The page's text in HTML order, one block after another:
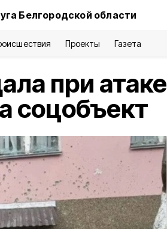
Белгородской области
Проекты Газета
при атаке
соцобъект